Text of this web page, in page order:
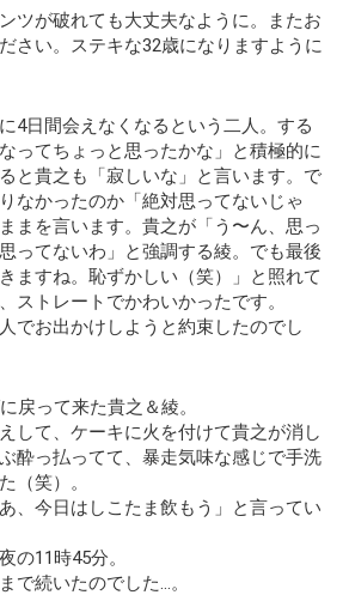
ツが破れても大丈夫なように。またお
さい。ステキな32歳になりますように
4日間会えなくなるという二人。する
ってちょっと思ったかな」と積極的に
と貴之も「寂しいな」と言います。で
なかったのか「絶対思ってないじゃ
まを言います。貴之が「う〜ん、思っ
ってないわ」と強調する綾。でも最後
ますね。恥ずかしい（笑）」と照れて
ストレートでかわいかったです。
でお出かけしようと約束したのでし
戻って来た貴之＆綾。
して、ケーキに火を付けて貴之が消し
酔っ払ってて、暴走気味な感じで手洗
（笑）。
、今日はしこたま飲もう」と言ってい
の11時45分。
で続いたのでした…。